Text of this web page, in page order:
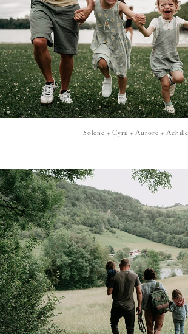
Solene + Cyril + Aurore + Achille